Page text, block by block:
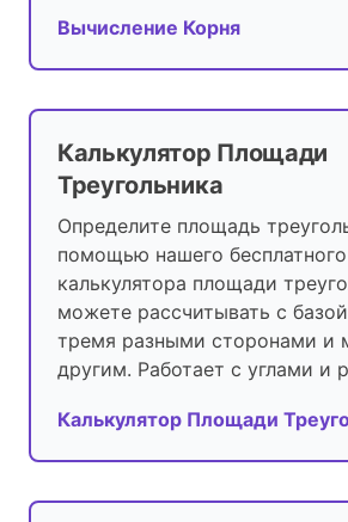
Вычисление Корня
Калькулятор Площади
Треугольника
Определите площадь
помощью нашего бесплатного
калькулятора площади
можете рассчитывать с
тремя разными сторонами и
другим. Работает с углами и
Калькулятор Площади